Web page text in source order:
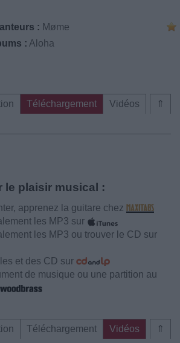
: Møme
: Aloha
⇑
Téléchargement
Vidéos
le plaisir musical :
apprenez la guitare chez
les MP3 sur
les MP3 ou trouver le CD sur
et des CD sur
de musique ou une partition au
⇑
Téléchargement
Vidéos